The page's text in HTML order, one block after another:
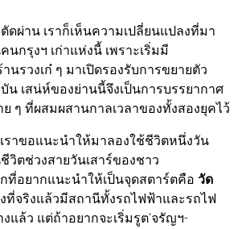
ดผ่าน เราก็เห็นความเปลี่ยนแปลงที่มา
นกรุงฯ เก่าแห่งนี้ เพราะเริ่มมี
นรวงเก๋ ๆ มาเปิดรองรับการขยายตัว
น เสน่ห์ของย่านนี้จึงเป็นการบรรยากาศ
ๆ ที่ผสมผสานกาลเวลาของทั้งสองยุคไว้
ราขอแนะนำให้มาลองใช้ชีวิตหนึ่งวัน
วิตช่วงสายวันเสาร์ของชาว
ที่อยากแนะนำให้เป็นจุดสตาร์ตคือ วัด
ที่จริงแล้วมีสถานีทั้งรถไฟฟ้าและรถไฟ
แล้ว แต่ถ้าอยากจะเริ่มรูต‘จรัญฯ-